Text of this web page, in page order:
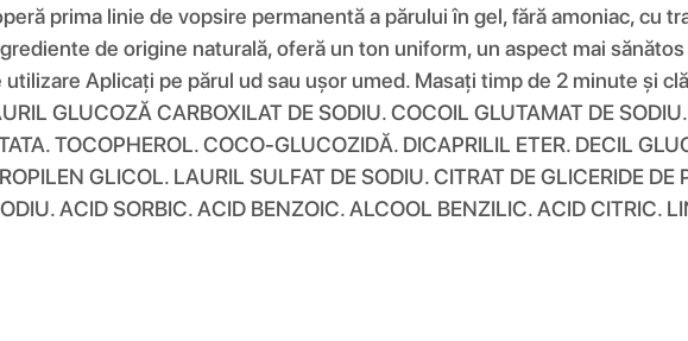
prima linie de vopsire permanentă a părului în gel, fără amoniac, cu
de origine naturală, oferă un ton uniform, un aspect mai
Aplicați pe părul ud sau ușor umed. Masați timp de 2 minute și
GLUCOZĂ CARBOXILAT DE SODIU. COCOIL GLUTAMAT DE
TOCOPHEROL. COCO-GLUCOZIDĂ. DICAPRILIL ETER. DECIL
GLICOL. LAURIL SULFAT DE SODIU. CITRAT DE GLICERIDE DE
ACID SORBIC. ACID BENZOIC. ALCOOL BENZILIC. ACID CITRIC.